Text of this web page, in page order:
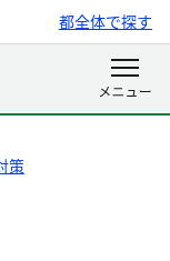
都全体で探す
策